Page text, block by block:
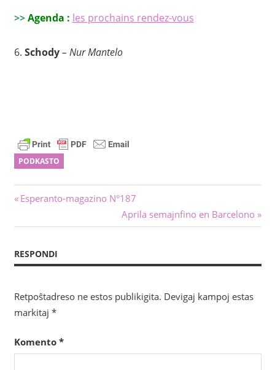
>>Agenda : les prochains rendez-vous
6. Schody– Nur Mantelo
PODKASTO
Navigado
tra
afiŝoj
Antaŭa
Esperanto-magazino N°187
Sekva
afiŝo:
Aprila semajnfino en Barcelono
RESPONDI
Retpoŝtadreso ne estos publikigita. Devigaj kampoj estas
markitaj *
Komento *